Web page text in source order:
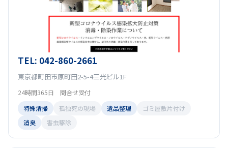
TEL: 042-860-2661
東京都町田市原町田2-5-4三光ビル1F
24時間365日 問合せ受付
特殊清掃
孤独死の現場 遺品整理
ゴミ屋敷片付け
消臭
害虫駆除